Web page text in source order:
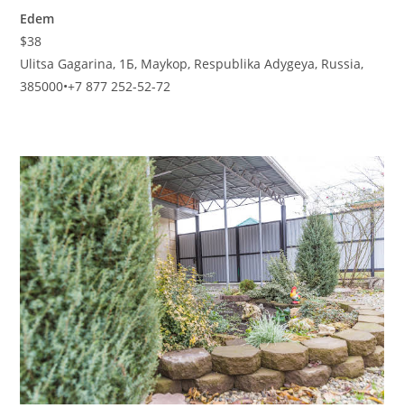
Edem
$38
Ulitsa Gagarina, 1Б, Maykop, Respublika Adygeya, Russia,
385000•+7 877 252-52-72